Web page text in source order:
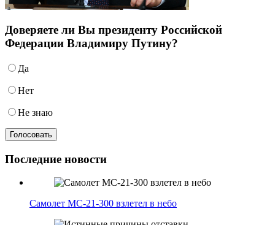
Доверяете ли Вы президенту Российской
Федерации Владимиру Путину?
Да
Нет
Не знаю
Последние новости
Самолет МС-21-300 взлетел в небо